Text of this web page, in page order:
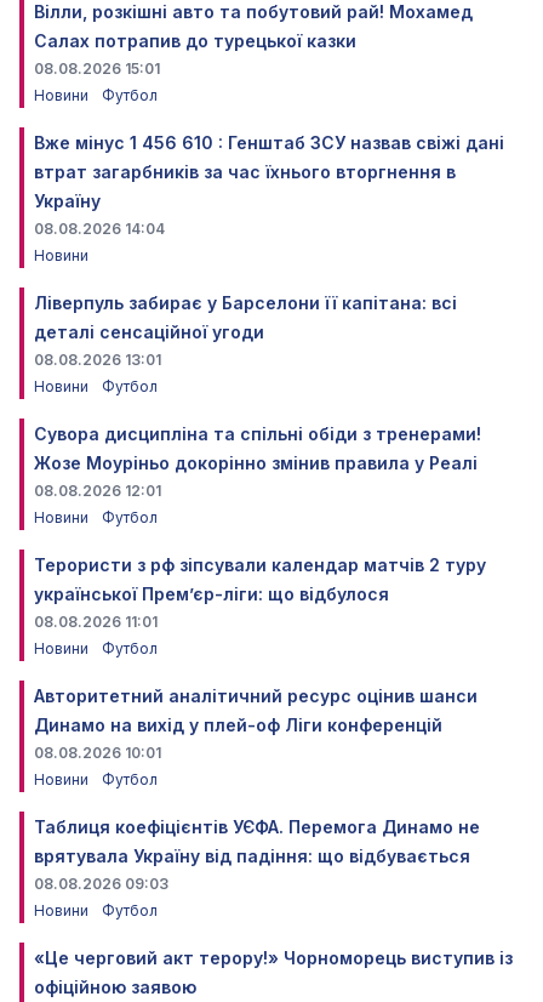
Вілли, розкішні авто та побутовий рай! Мохамед
Салах потрапив до турецької казки
08.08.2026 15:01
Новини
Футбол
Вже мінус 1 456 610 : Генштаб ЗСУ назвав свіжі дані
втрат загарбників за час їхнього вторгнення в
Україну
08.08.2026 14:04
Новини
Ліверпуль забирає у Барселони її капітана: всі
деталі сенсаційної угоди
08.08.2026 13:01
Новини
Футбол
Сувора дисципліна та спільні обіди з тренерами!
Жозе Моуріньо докорінно змінив правила у Реалі
08.08.2026 12:01
Новини
Футбол
Терористи з рф зіпсували календар матчів 2 туру
української Прем’єр-ліги: що відбулося
08.08.2026 11:01
Новини
Футбол
Авторитетний аналітичний ресурс оцінив шанси
Динамо на вихід у плей-оф Ліги конференцій
08.08.2026 10:01
Новини
Футбол
Таблиця коефіцієнтів УЄФА. Перемога Динамо не
врятувала Україну від падіння: що відбувається
08.08.2026 09:03
Новини
Футбол
«Це черговий акт терору!» Чорноморець виступив із
офіційною заявою